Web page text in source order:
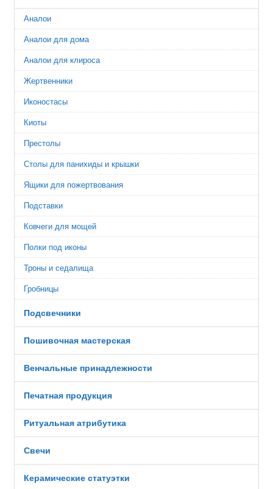
Аналои
Аналои для дома
Аналои для клироса
Жертвенники
Иконостасы
Киоты
Престолы
Столы для панихиды и крышки
Ящики для пожертвования
Подставки
Ковчеги для мощей
Полки под иконы
Троны и седалища
Гробницы
Подсвечники
Пошивочная мастерская
Венчальные принадлежности
Печатная продукция
Ритуальная атрибутика
Свечи
Керамические статуэтки